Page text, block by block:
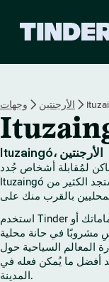
وجهات الأرجنتين
Ituzaingó، الأرجنتين
لمُقابلة أشخاص جُدد:
Ituzaingó سواءً كنت تعيش هنا أو تُخطط للسفر، ستجد الكثير من
استخدم Tinder لتُبادل الإعجاب مع شخص يُشاركُك اهتماماتك أو
مشروبًا في حانة محلية
المعالم السياحية حول
أفضل ما يُمكن فعله في
المدينة.